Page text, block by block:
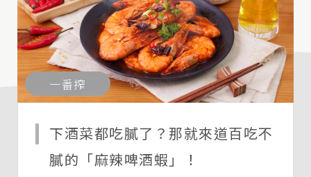
一番搾
下酒菜都吃膩了？那就來道百吃不
膩的「麻辣啤酒蝦」！